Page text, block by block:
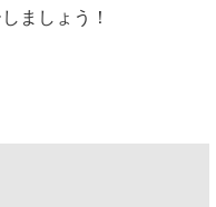
ましょう！